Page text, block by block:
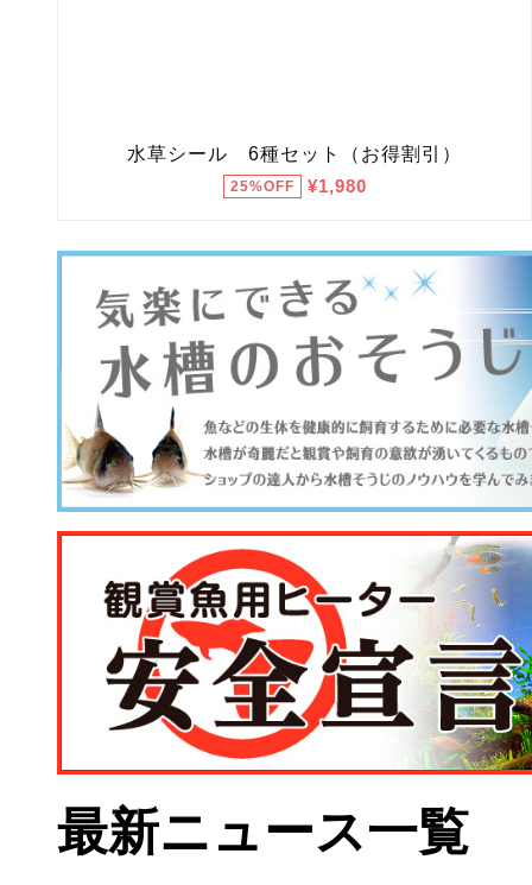
最新ニュース一覧